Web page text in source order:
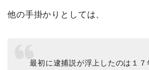
他の手掛かりとしては、
最初に逮捕説が浮上したのは１７